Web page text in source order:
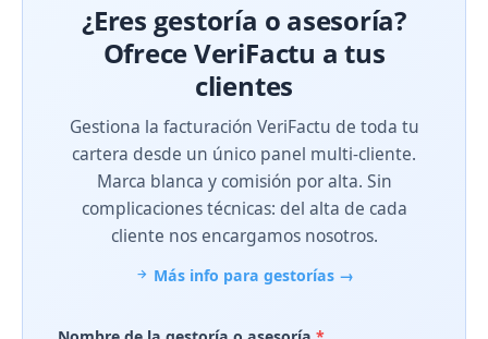
¿Eres gestoría o asesoría?
Ofrece VeriFactu a tus
clientes
Gestiona la facturación VeriFactu de toda tu
cartera desde un único panel multi-cliente.
Marca blanca y comisión por alta. Sin
complicaciones técnicas: del alta de cada
cliente nos encargamos nosotros.
Más info para gestorías →